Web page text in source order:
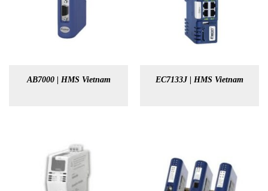
AB7000 | HMS Vietnam EC7133J | HMS Vietnam